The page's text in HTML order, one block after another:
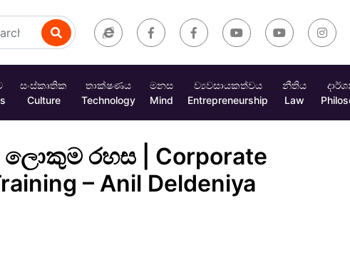
සංස්කෘතික
Culture
තාක්ෂණය
Technology
මනස
Mind
ව්‍යවසායකත්වය
Entrepreneurship
නීතිය
Law
රහස | Corporate
– Anil Deldeniya